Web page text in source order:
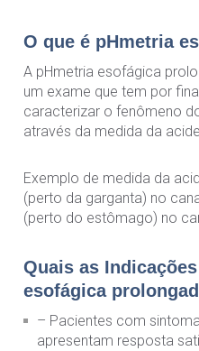
O que é pHmetria
A pHmetria esofágica
um exame que tem por
caracterizar o fenômeno
através da medida da
Exemplo de medida da
(perto da garganta) no
(perto do estômago) no
Quais as
esofágica
– Pacientes com
apresentam resposta